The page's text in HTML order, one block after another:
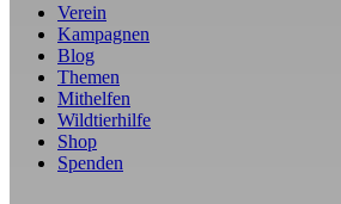
Verein
Kampagnen
Blog
Themen
Mithelfen
Wildtierhilfe
Shop
Spenden